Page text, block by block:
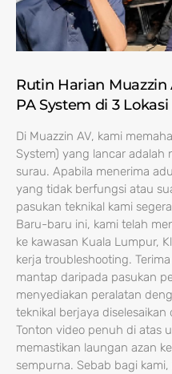
Rutin Harian Muazzin
PA System di 3
Di Muazzin AV, kami
System) yang lancar adalah
surau. Apabila menerima
yang tidak berfungsi atau
pasukan teknikal kami
Baru-baru ini, kami telah
ke kawasan Kuala Lumpur,
kerja troubleshooting.
mantap daripada pasukan
menyediakan peralatan
teknikal berjaya
Tonton video penuh di atas
memastikan laungan azan
sempurna. Sebab bagi